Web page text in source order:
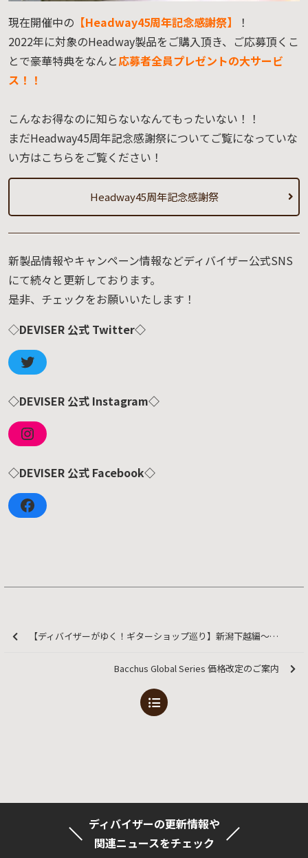
現在開催中の 【Headway45周年記念感謝祭】
！
2022年に対象のHeadway製品をご購入頂き、ご応募頂くこ
とで豪華特典をなんと応募者全員プレゼントの大サービ
ス！！
こんなお得なのに知らないなんてもったいない！！
まだHeadway45周年記念感謝祭についてご覧になっていな
い方はこちらをご覧ください！
Headway45周年記念感謝祭
新製品情報やキャンペーン情報などディバイザー公式SNS
にて続々と更新しております。
是非、チェックをお願いいたします！
◇DEVISER 公式 Twitter◇
◇DEVISER 公式 Instagram◇
◇DEVISER 公式 Facebook◇
【ディバイザーがゆく！ギターショップ巡り】新潟下越編〜あぽろんイオンモール新発田店様へ！〜
Bacchus Global Series 価格改定のご案内
ディバイザーの更新情報や
関連ニュースをチェック